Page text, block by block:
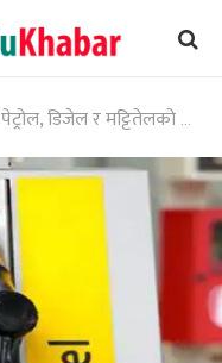
पेट्रोल, डिजेल र मट्टितेलको भाउ बढ्यो